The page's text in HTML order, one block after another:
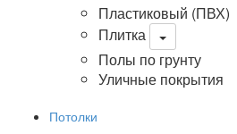
Пластиковый (ПВХ)
Плитка
Полы по грунту
Уличные покрытия
Потолки